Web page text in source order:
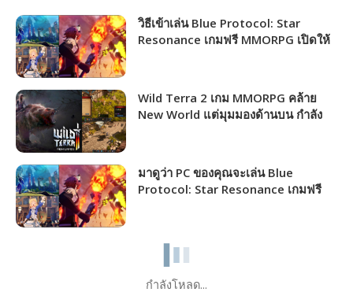
วิธีเข้าเล่น Blue Protocol: Star
Resonance เกมฟรี MMORPG เปิดให้
Wild Terra 2 เกม MMORPG คล้าย
New World แต่มุมมองด้านบน กำลัง
มาดูว่า PC ของคุณจะเล่น Blue
Protocol: Star Resonance เกมฟรี
กำลังโหลด...